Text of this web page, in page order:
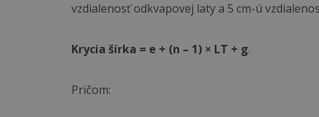
vzdialenosť odkvapovej laty a 5 cm-ú
Krycia šírka = e + (n – 1) × LT + g.
Pričom: